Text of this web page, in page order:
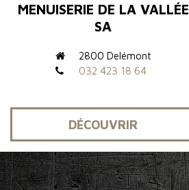
MENUISERIE DE LA VALLÉE
SA
2800 Delémont
032 423 18 64
DÉCOUVRIR